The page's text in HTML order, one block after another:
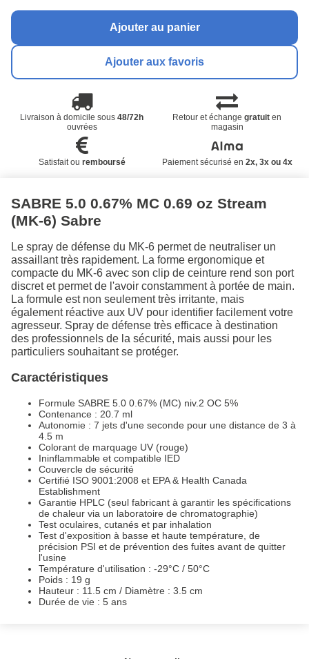
Ajouter au panier
Ajouter aux favoris
Livraison à domicile sous48/72h
ouvrées
Retour et échangegratuit en
magasin
Satisfait ou remboursé Paiement sécurisé en 2x, 3x ou 4x
SABRE 5.0 0.67% MC 0.69 oz Stream
(MK-6) Sabre
Le spray de défense du MK-6 permet de neutraliser un
assaillant très rapidement. La forme ergonomique et
compacte du MK-6 avec son clip de ceinture rend son port
discret et permet de l'avoir constamment à portée de main.
La formule est non seulement très irritante, mais
également réactive aux UV pour identifier facilement votre
agresseur. Spray de défense très efficace à destination
des professionnels de la sécurité, mais aussi pour les
particuliers souhaitant se protéger.
Caractéristiques
Formule SABRE 5.0 0.67% (MC) niv.2 OC 5%
Contenance : 20.7 ml
Autonomie : 7 jets d'une seconde pour une distance de 3 à
4.5 m
Colorant de marquage UV (rouge)
Ininflammable et compatible IED
Couvercle de sécurité
Certifié ISO 9001:2008 et EPA & Health Canada
Establishment
Garantie HPLC (seul fabricant à garantir les spécifications
de chaleur via un laboratoire de chromatographie)
Test oculaires, cutanés et par inhalation
Test d'exposition à basse et haute température, de
précision PSI et de prévention des fuites avant de quitter
l'usine
Température d'utilisation : -29°C / 50°C
Poids : 19 g
Hauteur : 11.5 cm / Diamètre : 3.5 cm
Durée de vie : 5 ans